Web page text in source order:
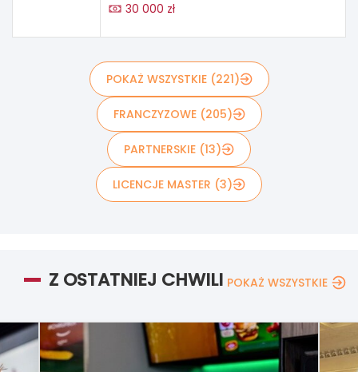
30 000 zł
POKAŻ WSZYSTKIE (221)
FRANCZYZOWE (205)
PARTNERSKIE (13)
LICENCJE MASTER (3)
Z OSTATNIEJ CHWILI POKAŻ WSZYSTKIE